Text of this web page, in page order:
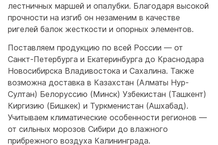
лестничных маршей и опалубки. Благодаря высокой
прочности на изгиб он незаменим в качестве
ригелей балок жесткости и опорных элементов.
Поставляем продукцию по всей России — от
Санкт-Петербурга и Екатеринбурга до Краснодара
Новосибирска Владивостока и Сахалина. Также
возможна доставка в Казахстан (Алматы Нур-
Султан) Белоруссию (Минск) Узбекистан (Ташкент)
Киргизию (Бишкек) и Туркменистан (Ашхабад).
Учитываем климатические особенности регионов —
от сильных морозов Сибири до влажного
прибрежного воздуха Калининграда.